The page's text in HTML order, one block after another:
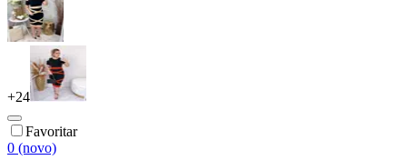
+24
Favoritar
0 (novo)